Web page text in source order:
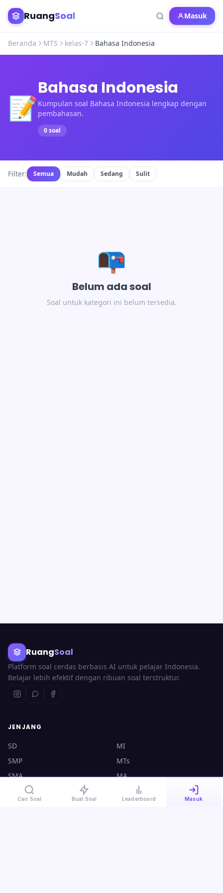
RuangSoal Masuk
Beranda MTS kelas-7 Bahasa Indonesia
📝
Bahasa Indonesia
Kumpulan soal Bahasa Indonesia lengkap dengan
pembahasan.
0 soal
Filter: Semua Mudah Sedang Sulit
📭
Belum ada soal
Soal untuk kategori ini belum tersedia.
RuangSoal
Platform soal cerdas berbasis AI untuk pelajar Indonesia.
Belajar lebih efektif dengan ribuan soal terstruktur.
JENJANG
SD
MI
SMP
MTs
SMA
MA
UTBK
Cari Soal Buat Soal Leaderboard Masuk